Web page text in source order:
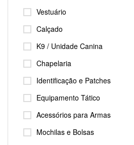
Vestuário
Calçado
K9 / Unidade Canina
Chapelaria
Identificação e Patches
Equipamento Tático
Acessórios para Armas
Mochilas e Bolsas